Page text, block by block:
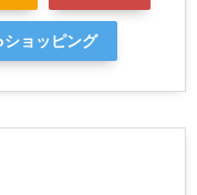
ョッピング